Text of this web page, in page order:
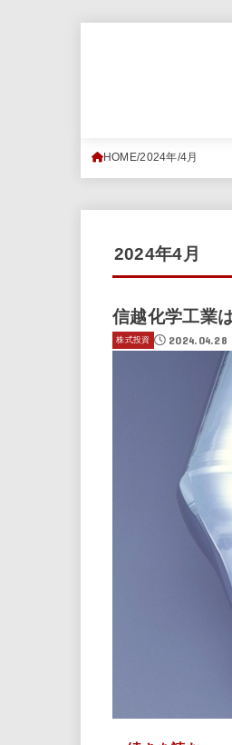
HOME 2024年 4月
2024年4月
信越化学工業
株式投資 2024.04.28